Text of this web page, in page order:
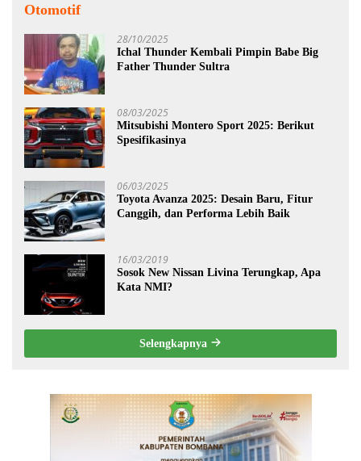
Otomotif
28/10/2025
Ichal Thunder Kembali Pimpin Babe Big
Father Thunder Sultra
08/03/2025
Mitsubishi Montero Sport 2025: Berikut
Spesifikasinya
06/03/2025
Toyota Avanza 2025: Desain Baru, Fitur
Canggih, dan Performa Lebih Baik
16/03/2019
Sosok New Nissan Livina Terungkap, Apa
Kata NMI?
Selengkapnya